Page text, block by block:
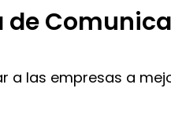
a las empresas a